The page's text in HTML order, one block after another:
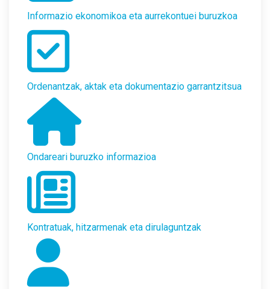
Informazio ekonomikoa eta aurrekontuei buruzkoa
Ordenantzak, aktak eta dokumentazio garrantzitsua
Ondareari buruzko informazioa
Kontratuak, hitzarmenak eta dirulaguntzak